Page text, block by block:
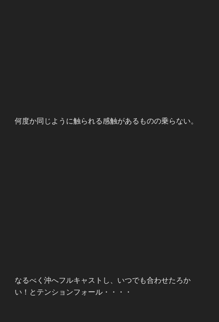
何度か同じように触られる感触があるものの乗らない。
なるべく沖へフルキャストし、いつでも合わせたろか
い！とテンションフォール・・・・